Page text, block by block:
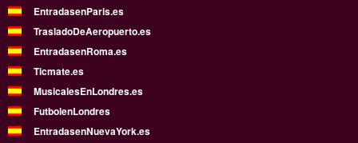
EntradasenParis.es
TrasladoDeAeropuerto.es
EntradasenRoma.es
Ticmate.es
MusicalesEnLondres.es
FutbolenLondres
EntradasenNuevaYork.es